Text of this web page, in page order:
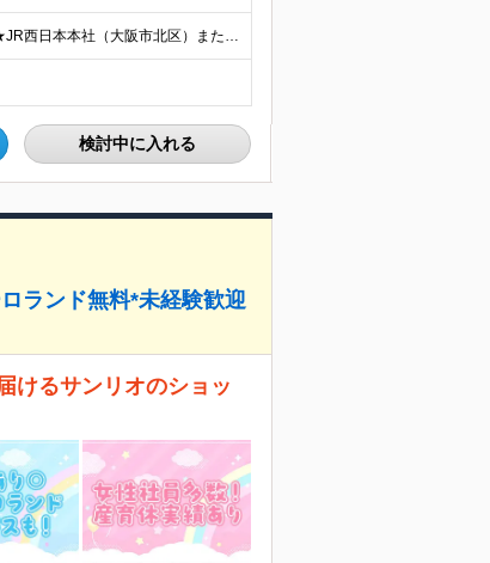
★U/Iターン歓迎！ご自宅から通える範囲での勤務となります ★JR西日本本社（大阪市北区）または、当社事業エリア内（北陸から北九州まで）の各支社で勤務 ※関西に本社あり※ 〈近畿エリア〉 三重県（
検討中に入れる
ランド無料*未経験歓迎
けるサンリオのショッ